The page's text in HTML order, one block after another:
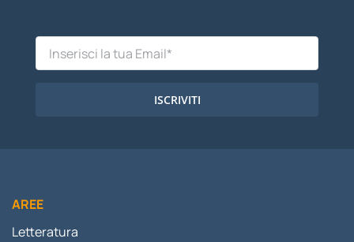
ISCRIVITI
AREE
Letteratura